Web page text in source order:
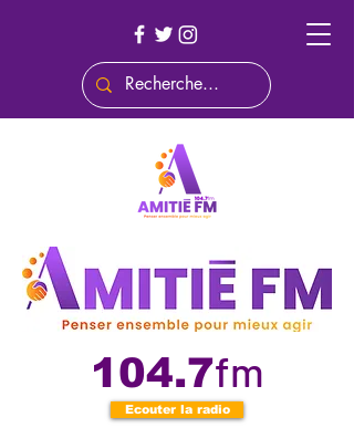
104.7fm
Ecouter la radio